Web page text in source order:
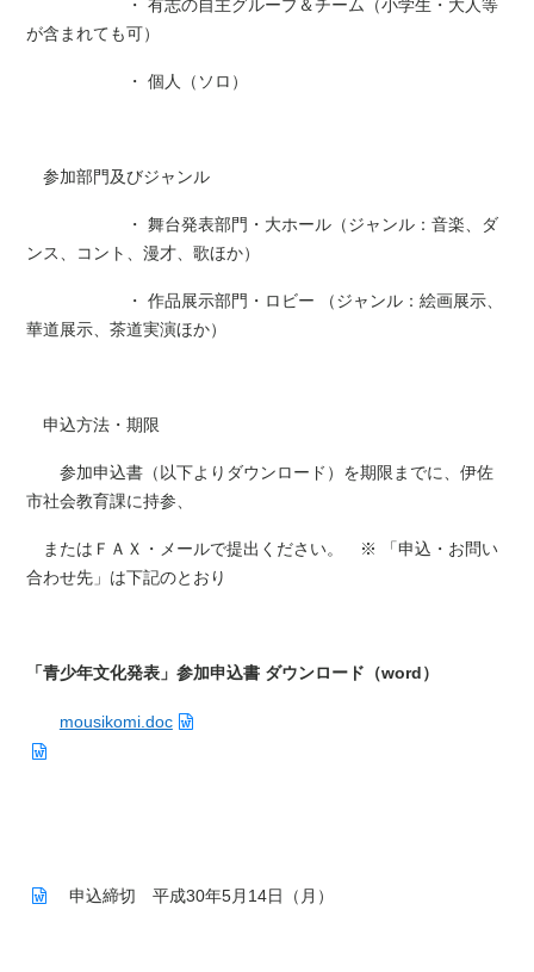
・ 有志の自主グループ＆チーム（小学生・大人等
が含まれても可）
・ 個人（ソロ）
参加部門及びジャンル
・ 舞台発表部門・大ホール（ジャンル：音楽、ダ
ンス、コント、漫才、歌ほか）
・ 作品展示部門・ロビー （ジャンル：絵画展示、
華道展示、茶道実演ほか）
申込方法・期限
参加申込書（以下よりダウンロード）を期限までに、伊佐
市社会教育課に持参、
またはＦＡＸ・メールで提出ください。 ※ 「申込・お問い
合わせ先」は下記のとおり
「青少年文化発表」参加申込書 ダウンロード（word）
mousikomi.doc
申込締切 平成30年5月14日（月）